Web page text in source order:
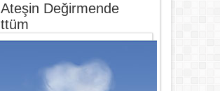
Değirmende